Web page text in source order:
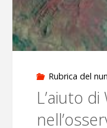
Rubrica del
L’aiuto